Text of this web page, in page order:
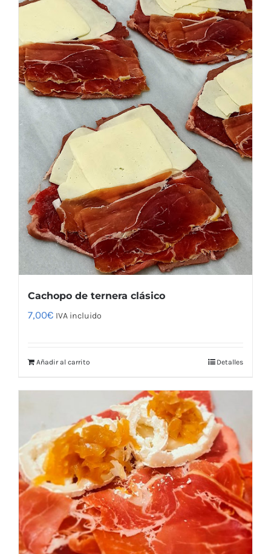
Cachopo de ternera clásico
7,00€ IVA incluido
Añadir al carrito Detalles